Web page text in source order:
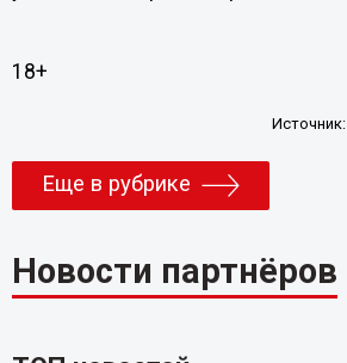
18+
Источник:
Еще в рубрике
Новости партнёров